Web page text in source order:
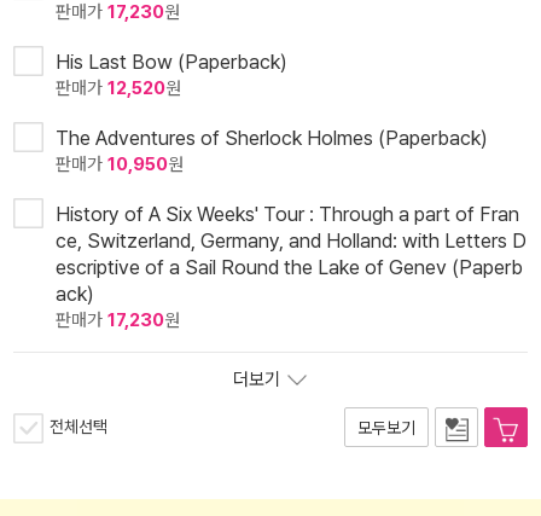
판매가 17,230원
His Last Bow (Paperback)
판매가 12,520원
The Adventures of Sherlock Holmes (Paperback)
판매가 10,950원
History of A Six Weeks' Tour : Through a part of Fran
ce, Switzerland, Germany, and Holland: with Letters D
escriptive of a Sail Round the Lake of Genev (Paperb
ack)
판매가 17,230원
더보기
전체선택 모두보기